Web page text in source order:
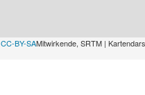
CC-BY-SAMitwirkende, SRTM |